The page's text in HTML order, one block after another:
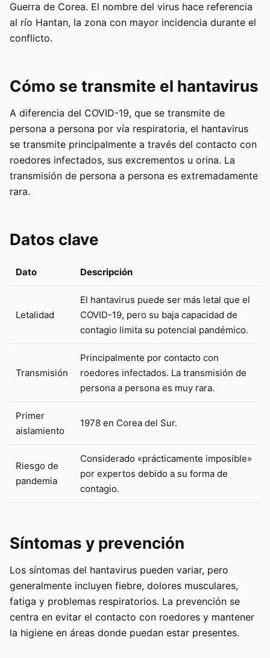
Guerra de Corea. El nombre del virus hace referencia
al río Hantan, la zona con mayor incidencia durante el
conflicto.
Cómo se transmite el hantavirus
A diferencia del COVID-19, que se transmite de
persona a persona por vía respiratoria, el hantavirus
se transmite principalmente a través del contacto con
roedores infectados, sus excrementos u orina. La
transmisión de persona a persona es extremadamente
rara.
Datos clave
Dato Descripción
Letalidad
El hantavirus puede ser más letal que el
COVID-19, pero su baja capacidad de
contagio limita su potencial pandémico.
Transmisión
Principalmente por contacto con
roedores infectados. La transmisión de
persona a persona es muy rara.
Primer
aislamiento
1978 en Corea del Sur.
Riesgo de
pandemia
Considerado «prácticamente imposible»
por expertos debido a su forma de
contagio.
Síntomas y prevención
Los síntomas del hantavirus pueden variar, pero
generalmente incluyen fiebre, dolores musculares,
fatiga y problemas respiratorios. La prevención se
centra en evitar el contacto con roedores y mantener
la higiene en áreas donde puedan estar presentes.